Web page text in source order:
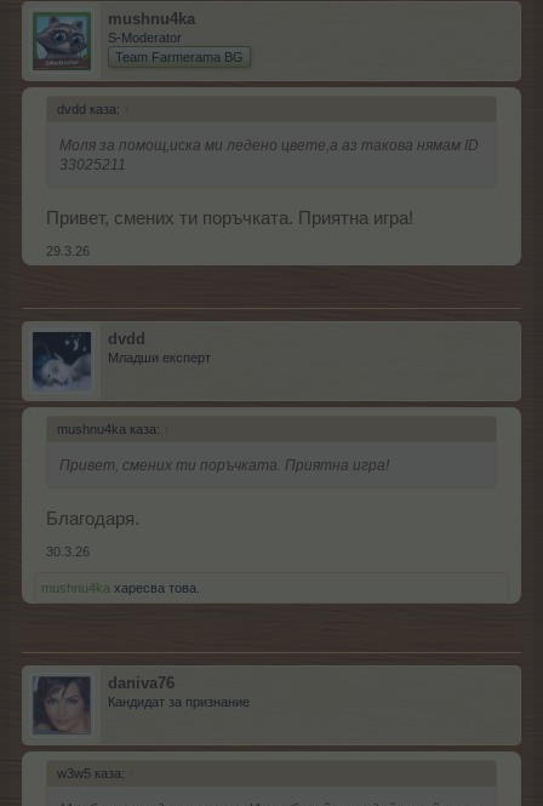
mushnu4ka
S-Moderator
Team Farmerama BG
dvdd каза: ↑
Моля за помощ,иска ми ледено цвете,а аз такова нямам ID
33025211
Привет, смених ти поръчката. Приятна игра!
29.3.26
dvdd
Младши експерт
mushnu4ka каза: ↑
Привет, смених ти поръчката. Приятна игра!
Благодаря.
30.3.26
mushnu4ka харесва това.
daniva76
Кандидат за признание
w3w5 каза: ↑